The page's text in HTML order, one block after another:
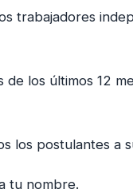
trabajadores
los últimos 12
los postulantes a
tu nombre.